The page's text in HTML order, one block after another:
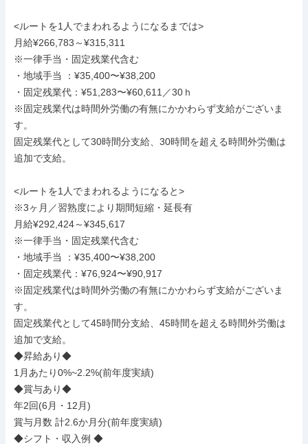
<ルートを1人でまわれるようになるまでは>
月給¥266,783～¥315,311
※一律手当・固定残業代含む
・地域手当 ：¥35,400〜¥38,200
・固定残業代：¥51,283〜¥60,611／30ｈ
※固定残業代は時間外労働の有無にかかわらず支給がございま
す。
固定残業代として30時間分支給、30時間を超える時間外労働は
追加で支給。
<ルートを1人でまわれるようになると>
※3ヶ月／習熟度により期間短縮・延長有
月給¥292,424～¥345,617
※一律手当・固定残業代含む
・地域手当 ：¥35,400〜¥38,200
・固定残業代：¥76,924〜¥90,917
※固定残業代は時間外労働の有無にかかわらず支給がございま
す。
固定残業代として45時間分支給、45時間を超える時間外労働は
追加で支給。
◆昇給あり◆
1月あたり0%~2.2%(前年度実績)
◆賞与あり◆
年2回(6月・12月)
賞与月数 計2.6か月分(前年度実績)
◆シフト・収入例 ◆